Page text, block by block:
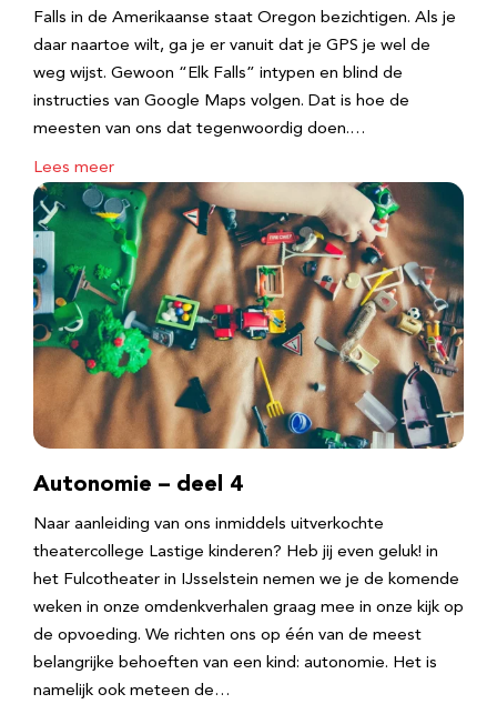
Falls in de Amerikaanse staat Oregon bezichtigen. Als je
daar naartoe wilt, ga je er vanuit dat je GPS je wel de
weg wijst. Gewoon “Elk Falls” intypen en blind de
instructies van Google Maps volgen. Dat is hoe de
meesten van ons dat tegenwoordig doen.…
Lees meer
Autonomie – deel 4
Naar aanleiding van ons inmiddels uitverkochte
theatercollege Lastige kinderen? Heb jij even geluk! in
het Fulcotheater in IJsselstein nemen we je de komende
weken in onze omdenkverhalen graag mee in onze kijk op
de opvoeding. We richten ons op één van de meest
belangrijke behoeften van een kind: autonomie. Het is
namelijk ook meteen de…